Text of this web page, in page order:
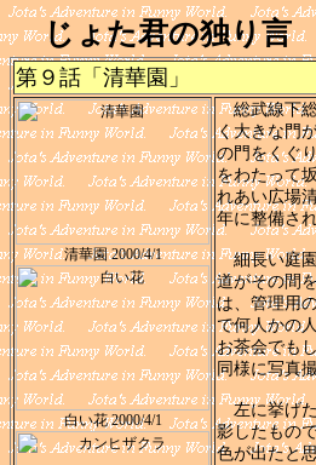
じょた君の独り言
第９話「清華園」
清華園 2000/4/1
白い花 2000/4/1
総武線下総
く大きな門
の門をくぐ
をわたって
れあい広場
年に整備さ
細長い庭園
道がその間
は、管理用
で何人かの
お茶会でも
同様に写真
左に挙げた
影したもの
色が出たと